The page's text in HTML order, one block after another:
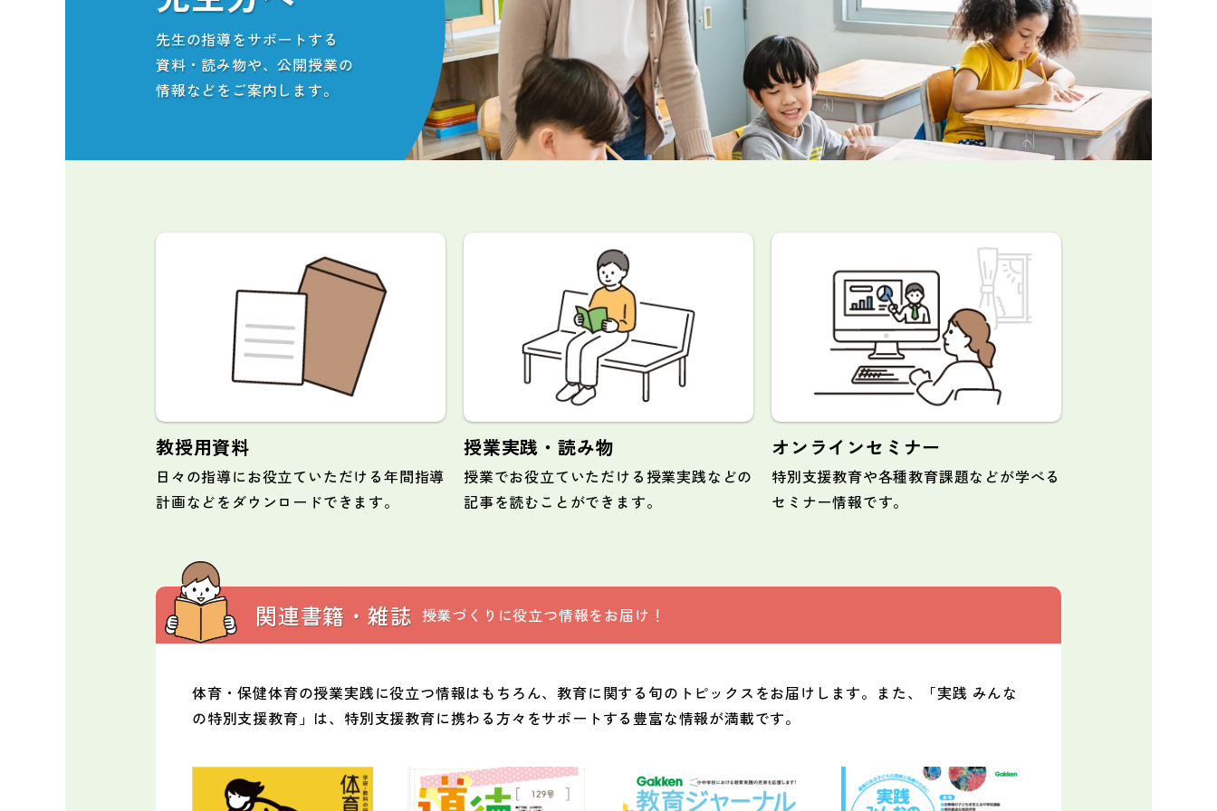
先生の指導をサポートする
資料・読み物や、公開授業の
情報などをご案内します。
教授用資料
日々の指導にお役立ていただける年間指導
計画などをダウンロードできます。
授業実践・読み物
授業でお役立ていただける授業実践などの
記事を読むことができます。
オンラインセミナー
特別支援教育や各種教育課題などが学べる
セミナー情報です。
関連書籍・雑誌 授業づくりに役立つ情報をお届け！
体育・保健体育の授業実践に役立つ情報はもちろん、教育に関する旬のトピックスをお届けします。また、「実践 みんな
の特別支援教育」は、特別支援教育に携わる方々をサポートする豊富な情報が満載です。